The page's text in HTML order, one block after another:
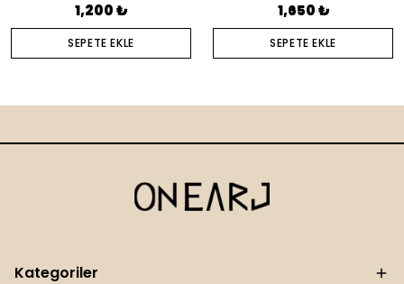
1,200 ₺
SEPETE EKLE
1,650 ₺
SEPETE EKLE
Kategoriler